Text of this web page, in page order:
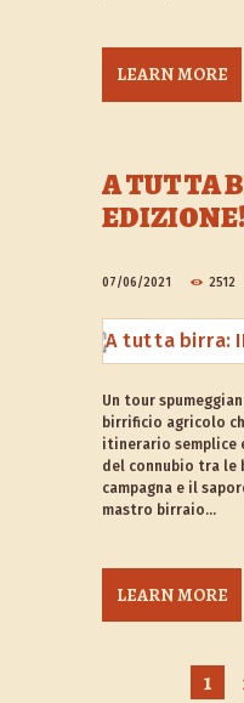
LEARN MORE
A TUTTA
07/06/2021 2512
Un tour
birrificio agricolo
itinerario semplice
del connubio tra le
campagna e il
mastro birraio...
LEARN MORE
1